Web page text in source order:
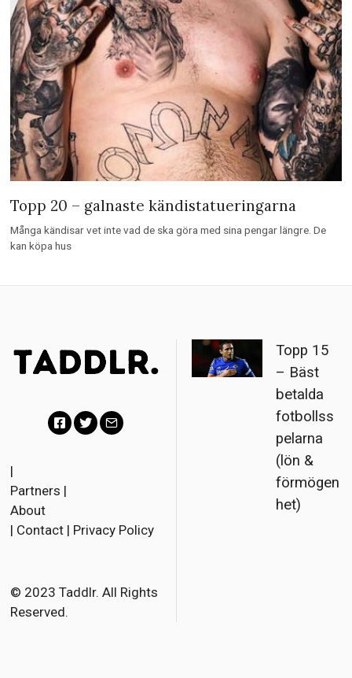
Topp 20 – galnaste kändistatueringarna
Många kändisar vet inte vad de ska göra med sina pengar längre. De
kan köpa hus
c
o
k
r
l
|
Partners |
About
| Contact | Privacy Policy
© 2023 Taddlr. All Rights
Reserved.
Topp 15
– Bäst
betalda
fotbollss
pelarna
(lön &
förmögen
het)